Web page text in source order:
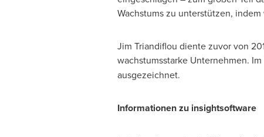
Wachstums zu unterstützen,
Jim Triandiflou diente zuvor von
wachstumsstarke Unternehmen.
ausgezeichnet.
Informationen zu insightsoftware